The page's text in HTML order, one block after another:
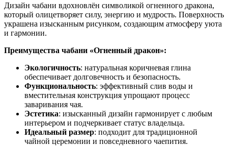
Дизайн чабани вдохновлён символикой огненного дракона,
который олицетворяет силу, энергию и мудрость. Поверхность
украшена изысканным рисунком, создающим атмосферу уюта
и гармонии.
Преимущества чабани «Огненный дракон»:
Экологичность: натуральная коричневая глина
обеспечивает долговечность и безопасность.
Функциональность: эффективный слив воды и
вместительная конструкция упрощают процесс
заваривания чая.
Эстетика: изысканный дизайн гармонирует с любым
интерьером и подчеркивает статус владельца.
Идеальный размер: подходит для традиционной
чайной церемонии и повседневного чаепития.